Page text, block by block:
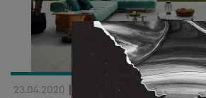
23.04.2020